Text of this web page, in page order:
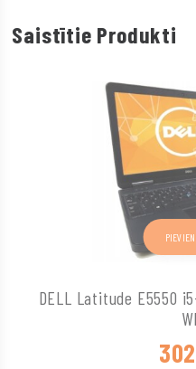
Saistītie Produkti
DELL Latitude E5550